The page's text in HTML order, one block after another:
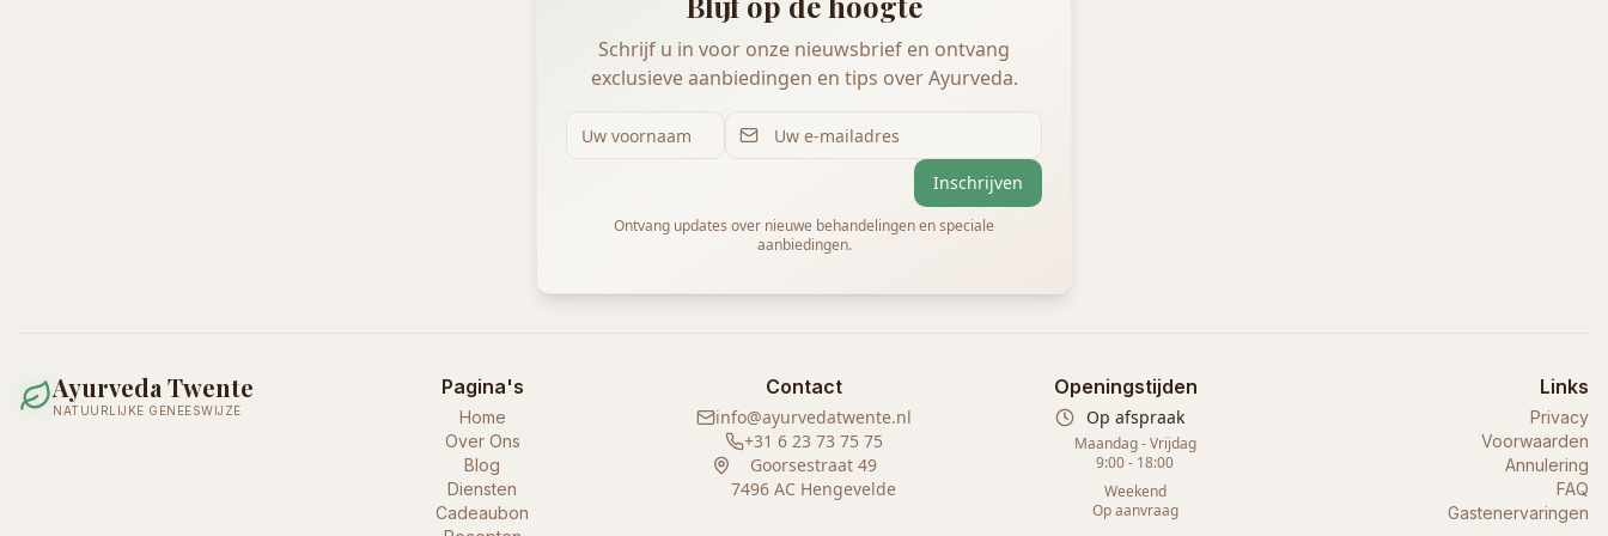
Schrijf u in voor onze nieuwsbrief en ontvang
exclusieve aanbiedingen en tips over Ayurveda.
Inschrijven
Ontvang updates over nieuwe behandelingen en speciale
aanbiedingen.
Ayurveda Twente
NATUURLIJKE GENEESWIJZE
Pagina's
Home
Over Ons
Blog
Diensten
Cadeaubon
Contact
info@ayurvedatwente.nl
+31 6 23 73 75 75
Goorsestraat 49
7496 AC Hengevelde
Openingstijden
Op afspraak
Maandag - Vrijdag
9:00 - 18:00
Weekend
Op aanvraag
Links
Privacy
Voorwaarden
Annulering
FAQ
Gastenervaringen